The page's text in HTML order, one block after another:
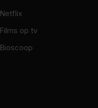
Netflix
Films op tv
Bioscoop